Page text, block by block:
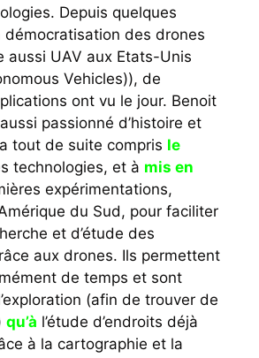
Depuis quelques
démocratisation des drones
aussi UAV aux Etats-Unis
Vehicles)), de
ont vu le jour. Benoit
passionné d’histoire et
tout de suite compris le
technologies, et à mis en
expérimentations,
du Sud, pour faciliter
et d’étude des
aux drones. Ils permettent
de temps et sont
(afin de trouver de
qu’à l’étude d’endroits déjà
à la cartographie et la